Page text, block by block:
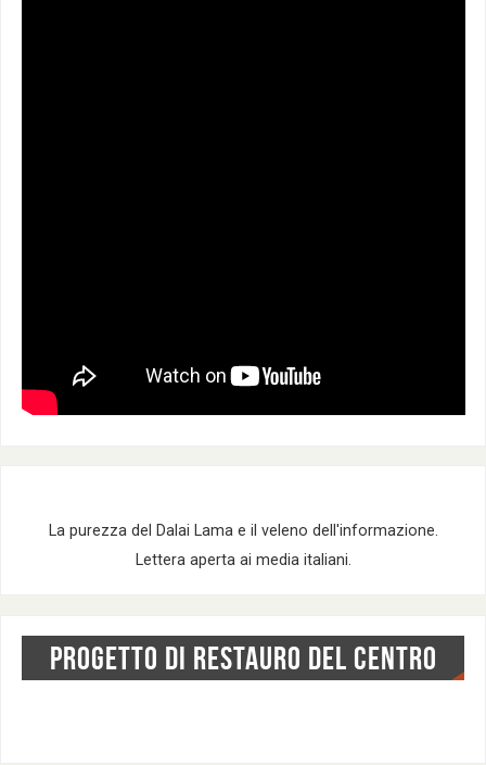
La purezza del Dalai Lama e il veleno dell'informazione.
Lettera aperta ai media italiani.
PROGETTO DI RESTAURO DEL CENTRO